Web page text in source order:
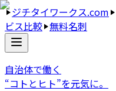
ジチタイワークス.com
ビス比較 無料名刺
自治体で働く
“コトとヒト”を元気に。